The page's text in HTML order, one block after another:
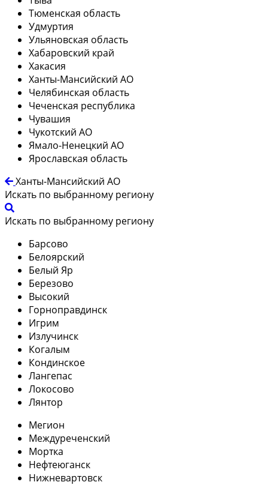
Тюменская область
Удмуртия
Ульяновская область
Хабаровский край
Хакасия
Ханты-Мансийский АО
Челябинская область
Чеченская республика
Чувашия
Чукотский АО
Ямало-Ненецкий АО
Ярославская область
Ханты-Мансийский АО
Искать по выбранному региону
Искать по выбранному региону
Барсово
Белоярский
Белый Яр
Березово
Высокий
Горноправдинск
Игрим
Излучинск
Когалым
Кондинское
Лангепас
Локосово
Лянтор
Мегион
Междуреченский
Мортка
Нефтеюганск
Нижневартовск